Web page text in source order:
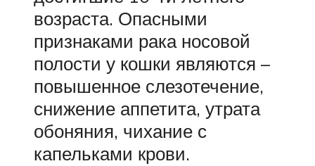
возраста. Опасными
признаками рака носовой
полости у кошки являются –
повышенное слезотечение,
снижение аппетита, утрата
обоняния, чихание с
капельками крови.